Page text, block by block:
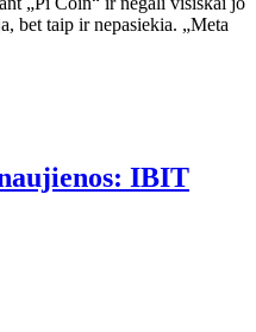
bet taip ir nepasiekia. „Meta
IBIT